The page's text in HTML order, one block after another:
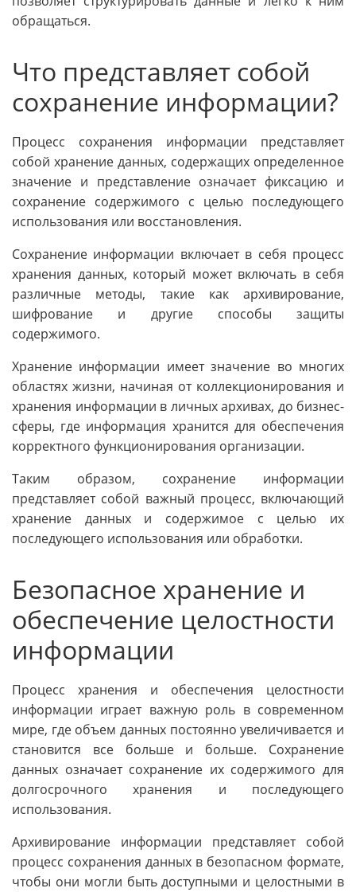
обращаться.
Что представляет собой
сохранение информации?
Процесс сохранения информации представляет
собой хранение данных, содержащих определенное
значение и представление означает фиксацию и
сохранение содержимого с целью последующего
использования или восстановления.
Сохранение информации включает в себя процесс
хранения данных, который может включать в себя
различные методы, такие как архивирование,
шифрование и другие способы защиты
содержимого.
Хранение информации имеет значение во многих
областях жизни, начиная от коллекционирования и
хранения информации в личных архивах, до бизнес-
сферы, где информация хранится для обеспечения
корректного функционирования организации.
Таким образом, сохранение информации
представляет собой важный процесс, включающий
хранение данных и содержимое с целью их
последующего использования или обработки.
Безопасное хранение и
обеспечение целостности
информации
Процесс хранения и обеспечения целостности
информации играет важную роль в современном
мире, где объем данных постоянно увеличивается и
становится все больше и больше. Сохранение
данных означает сохранение их содержимого для
долгосрочного хранения и последующего
использования.
Архивирование информации представляет собой
процесс сохранения данных в безопасном формате,
чтобы они могли быть доступными и целостными в